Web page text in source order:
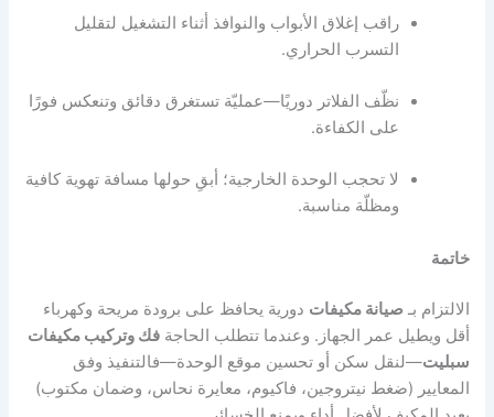
راقب إغلاق الأبواب والنوافذ أثناء التشغيل لتقليل
التسرب الحراري.
نظّف الفلاتر دوريًا—عمليّة تستغرق دقائق وتنعكس فورًا
على الكفاءة.
لا تحجب الوحدة الخارجية؛ أبقِ حولها مسافة تهوية كافية
ومظلّة مناسبة.
خاتمة
الالتزام بـ صيانة مكيفات دورية يحافظ على برودة مريحة وكهرباء
أقل ويطيل عمر الجهاز. وعندما تتطلب الحاجةفك وتركيب مكيفات
سبليت—لنقل سكن أو تحسين موقع الوحدة—فالتنفيذ وفق
المعايير (ضغط نيتروجين، فاكيوم، معايرة نحاس، وضمان مكتوب)